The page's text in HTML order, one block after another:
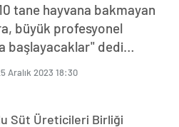
tane hayvana bakmayan
büyük profesyonel
başlayacaklar" dedi…
Aralık 2023 18:30
Süt Üreticileri Birliği